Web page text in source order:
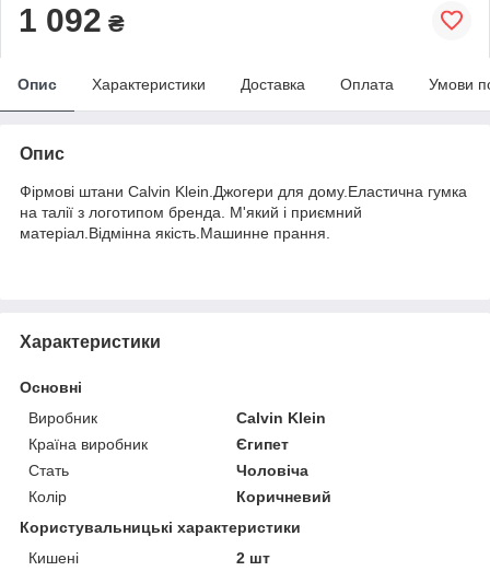
1 092 ₴
Опис Характеристики Доставка Оплата Умови
Опис
Фірмові штани Calvin Klein.Джогери для дому.Еластична гумка
на талії з логотипом бренда. М'який і приємний
матеріал.Відмінна якість.Машинне прання.
Характеристики
Основні
Виробник
Calvin Klein
Країна виробник
Єгипет
Стать
Чоловіча
Колір
Коричневий
Користувальницькі характеристики
Кишені
2 шт